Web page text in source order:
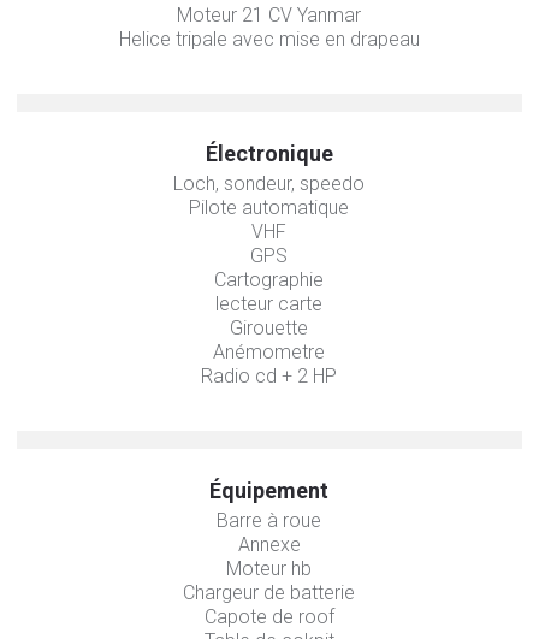
Moteur 21 CV Yanmar
Helice tripale avec mise en drapeau
Électronique
Loch, sondeur, speedo
Pilote automatique
VHF
GPS
Cartographie
lecteur carte
Girouette
Anémometre
Radio cd + 2 HP
Équipement
Barre à roue
Annexe
Moteur hb
Chargeur de batterie
Capote de roof